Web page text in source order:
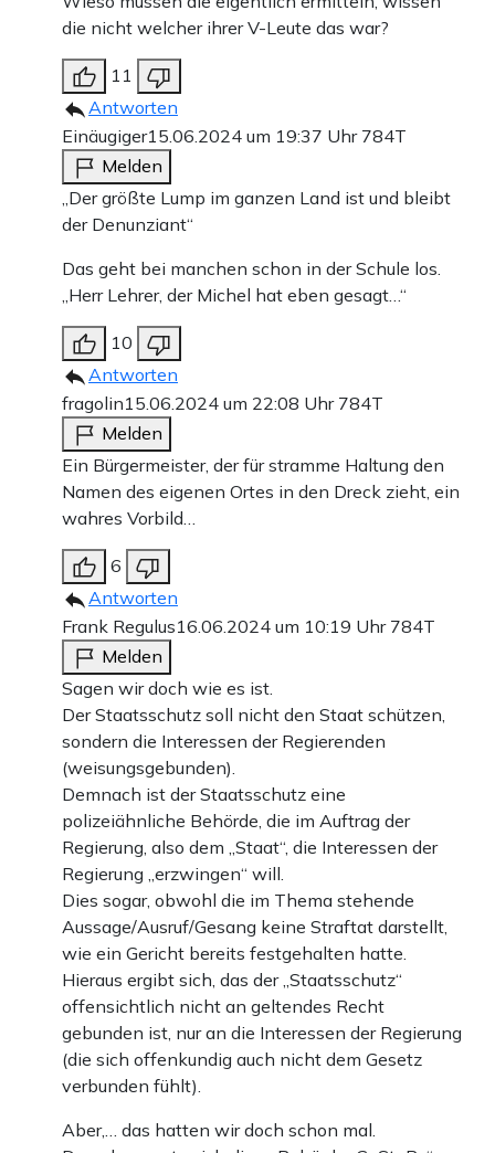
die nicht welcher ihrer V-Leute das war?
11
Antworten
Einäugiger15.06.2024 um 19:37 Uhr 784T
Melden
„Der größte Lump im ganzen Land ist und bleibt
der Denunziant“
Das geht bei manchen schon in der Schule los.
„Herr Lehrer, der Michel hat eben gesagt…“
10
Antworten
fragolin15.06.2024 um 22:08 Uhr 784T
Melden
Ein Bürgermeister, der für stramme Haltung den
Namen des eigenen Ortes in den Dreck zieht, ein
wahres Vorbild…
6
Antworten
Frank Regulus16.06.2024 um 10:19 Uhr 784T
Melden
Sagen wir doch wie es ist.
Der Staatsschutz soll nicht den Staat schützen,
sondern die Interessen der Regierenden
(weisungsgebunden).
Demnach ist der Staatsschutz eine
polizeiähnliche Behörde, die im Auftrag der
Regierung, also dem „Staat“, die Interessen der
Regierung „erzwingen“ will.
Dies sogar, obwohl die im Thema stehende
Aussage/Ausruf/Gesang keine Straftat darstellt,
wie ein Gericht bereits festgehalten hatte.
Hieraus ergibt sich, das der „Staatsschutz“
offensichtlich nicht an geltendes Recht
gebunden ist, nur an die Interessen der Regierung
(die sich offenkundig auch nicht dem Gesetz
verbunden fühlt).
Aber,… das hatten wir doch schon mal.